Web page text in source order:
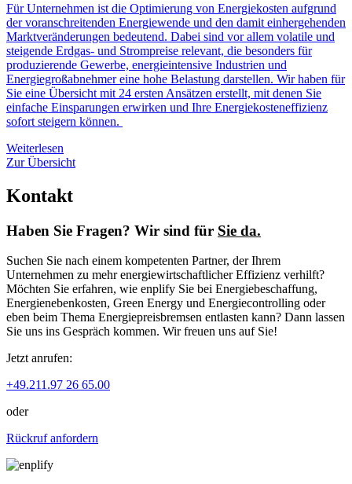
Für Unternehmen ist die Optimierung von Energiekosten aufgrund
der voranschreitenden Energiewende und den damit einhergehenden
Marktveränderungen bedeutend. Dabei sind vor allem volatile und
steigende Erdgas- und Strompreise relevant, die besonders für
produzierende Gewerbe, energieintensive Industrien und
Energiegroßabnehmer eine hohe Belastung darstellen. Wir haben für
Sie eine Übersicht mit 24 ersten Ansätzen erstellt, mit denen Sie
einfache Einsparungen erwirken und Ihre Energiekosteneffizienz
sofort steigern können.
Weiterlesen
Zur Übersicht
Kontakt
Haben Sie Fragen? Wir sind für Sie da.
Suchen Sie nach einem kompetenten Partner, der Ihrem
Unternehmen zu mehr energiewirtschaftlicher Effizienz verhilft?
Möchten Sie erfahren, wie enplify Sie bei Energiebeschaffung,
Energienebenkosten, Green Energy und Energiecontrolling oder
eben beim Thema Energiepreisbremsen entlasten kann? Dann lassen
Sie uns ins Gespräch kommen. Wir freuen uns auf Sie!
Jetzt anrufen:
+49.211.97 26 65.00
oder
Rückruf anfordern